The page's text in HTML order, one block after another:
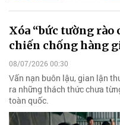
Xóa “bức tường rào
chiến chống hàng
08/07/2026 00:30
Vấn nạn buôn lậu, gian lận
ra những thách thức chưa
toàn quốc.